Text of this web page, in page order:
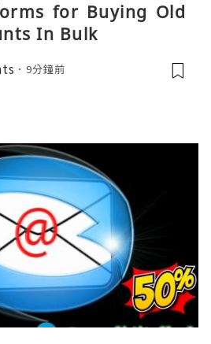
for Buying Old
In Bulk
9分鐘前